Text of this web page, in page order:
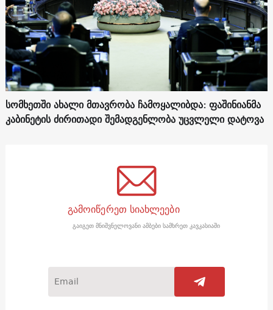
სომხეთში ახალი მთავრობა ჩამოყალიბდა: ფაშინიანმა
კაბინეტის ძირითადი შემადგენლობა უცვლელი დატოვა
გამოიწერეთ სიახლეები
გაიგეთ მნიშვნელოვანი ამბები სამხრეთ კავკასიაში